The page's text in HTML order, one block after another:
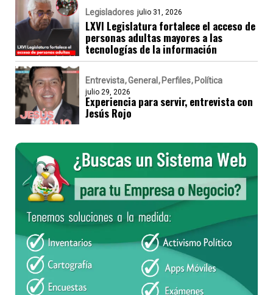
Legisladores julio 31, 2026
LXVI Legislatura fortalece el acceso de
personas adultas mayores a las
tecnologías de la información
Entrevista General Perfiles Política
julio 29, 2026
Experiencia para servir, entrevista con
Jesús Rojo